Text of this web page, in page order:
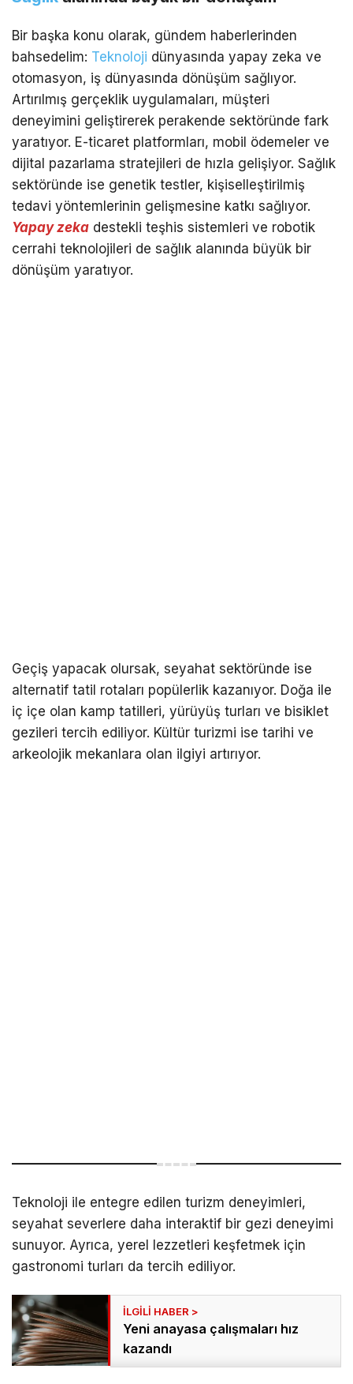
Bir başka konu olarak, gündem haberlerinden
bahsedelim: Teknoloji dünyasında yapay zeka ve
otomasyon, iş dünyasında dönüşüm sağlıyor.
Artırılmış gerçeklik uygulamaları, müşteri
deneyimini geliştirerek perakende sektöründe fark
yaratıyor. E-ticaret platformları, mobil ödemeler ve
dijital pazarlama stratejileri de hızla gelişiyor. Sağlık
sektöründe ise genetik testler, kişiselleştirilmiş
tedavi yöntemlerinin gelişmesine katkı sağlıyor.
Yapay zeka destekli teşhis sistemleri ve robotik
cerrahi teknolojileri de sağlık alanında büyük bir
dönüşüm yaratıyor.
Geçiş yapacak olursak, seyahat sektöründe ise
alternatif tatil rotaları popülerlik kazanıyor. Doğa ile
iç içe olan kamp tatilleri, yürüyüş turları ve bisiklet
gezileri tercih ediliyor. Kültür turizmi ise tarihi ve
arkeolojik mekanlara olan ilgiyi artırıyor.
Teknoloji ile entegre edilen turizm deneyimleri,
seyahat severlere daha interaktif bir gezi deneyimi
sunuyor. Ayrıca, yerel lezzetleri keşfetmek için
gastronomi turları da tercih ediliyor.
Yeni anayasa çalışmaları hız
kazandı